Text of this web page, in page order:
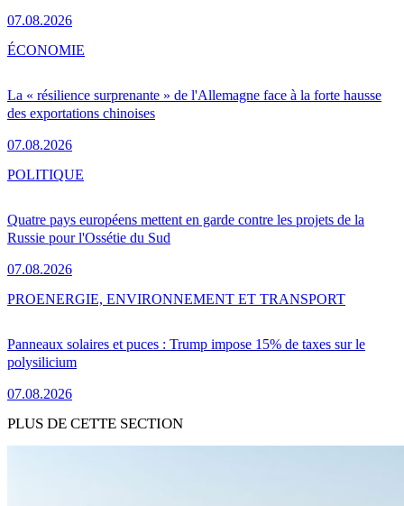
07.08.2026
La « résilience surprenante » de l'Allemagne face à la forte hausse
des exportations chinoises
07.08.2026
ÉCONOMIE
Quatre pays européens mettent en garde contre les projets de la
Russie pour l'Ossétie du Sud
07.08.2026
POLITIQUE
Panneaux solaires et puces : Trump impose 15% de taxes sur le
polysilicium
07.08.2026
PROENERGIE, ENVIRONNEMENT ET TRANSPORT
PLUS DE CETTE SECTION